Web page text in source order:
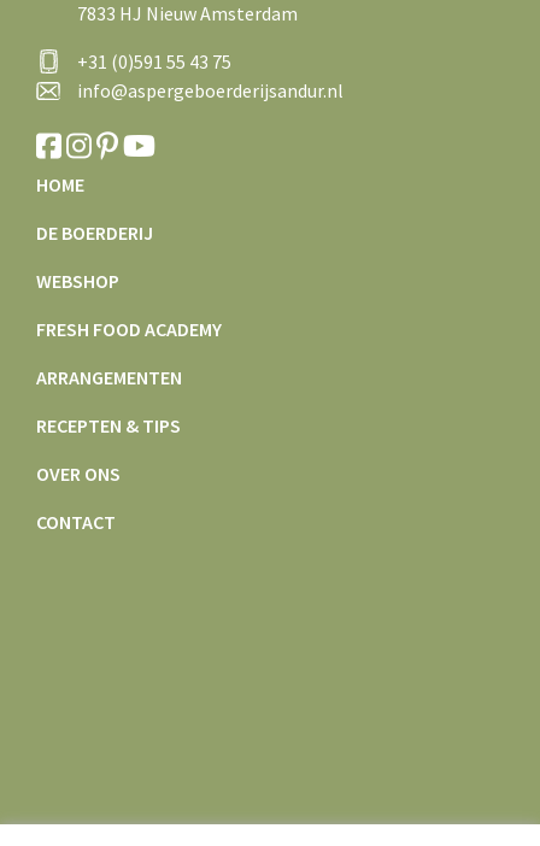
7833 HJ Nieuw Amsterdam
+31 (0)591 55 43 75
info@aspergeboerderijsandur.nl
HOME
DE BOERDERIJ
WEBSHOP
FRESH FOOD ACADEMY
ARRANGEMENTEN
RECEPTEN & TIPS
OVER ONS
CONTACT